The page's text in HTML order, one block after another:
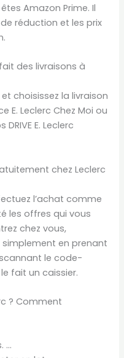
Amazon Prime. Il
réduction et les prix
des livraisons à
choisissez la livraison
E. Leclerc Chez Moi ou
E. Leclerc
chez Leclerc
l’achat comme
les offres qui vous
chez vous,
en prenant
le code-
fait un caissier.
? Comment
…